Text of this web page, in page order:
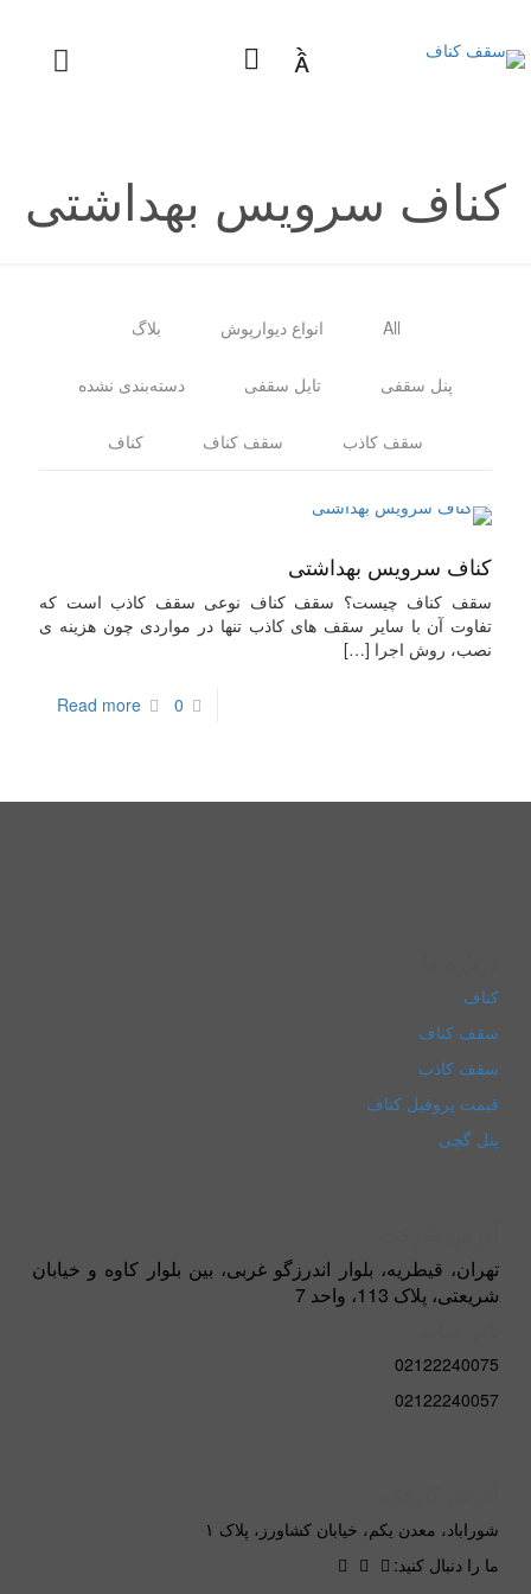

کناف سرویس بهداشتی
All انواع دیوارپوش بلاگ
پنل سقفی تایل سقفی دسته‌بندی نشده
سقف کاذب سقف کناف کناف
کناف سرویس بهداشتی
سقف کناف چیست؟ سقف کناف نوعی سقف کاذب است که
تفاوت آن با سایر سقف های کاذب تنها در مواردی چون هزینه ی
نصب، روش اجرا […]
0
Read more
کناف
سقف کناف
سقف کاذب
قیمت پروفیل کناف
پنل گچی
تهران، قیطریه، بلوار اندرزگو غربی، بین بلوار کاوه و خیابان
شریعتی، پلاک 113، واحد 7
02122240075
02122240057
شوراباد، معدن یکم، خیابان کشاورز، پلاک ۱
ما را دنبال کنید: